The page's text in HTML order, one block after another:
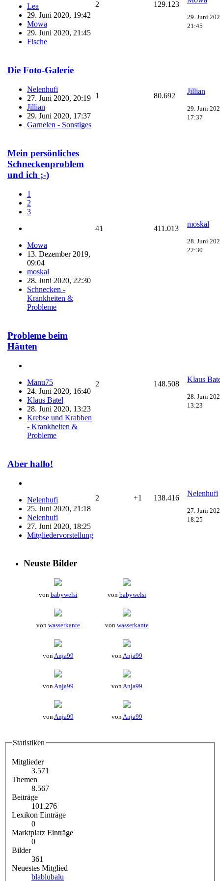
Lea
29. Juni 2020, 19:42
Mowa
29. Juni 2020, 21:45
Fische
2 129.123
29. Juni
21:45
Die Foto-Galerie
Nelenhufi
27. Juni 2020, 20:19
Jillian
29. Juni 2020, 17:37
Garnelen - Sonstiges
1 80.692
Jillian
29. Juni
17:37
Mein persönliches
Schneckenproblem
und ich ;-)
1
2
3
Mowa
13. Dezember 2019,
09:04
moskal
28. Juni 2020, 22:30
Schnecken -
Krankheiten &
Probleme
41 411.013
moskal
28. Juni
22:30
Probleme beim
Häuten
Manu75
24. Juni 2020, 16:40
Klaus Batel
28. Juni 2020, 13:23
Krebse und Krabben
- Krankheiten &
Probleme
2 148.508
Klaus
28. Juni
13:23
Aber hallo!
Nelenhufi
25. Juni 2020, 21:18
Nelenhufi
27. Juni 2020, 18:25
Mitgliedervorstellung
2 +1 138.416
Nelenhufi
27. Juni
18:25
Neuste Bilder
von babywelsi von babywelsi
von wasserkante von wasserkante
von Anja99 von Anja99
von Anja99 von Anja99
von Anja99 von Anja99
Statistiken
Mitglieder
3.571
Themen
8.567
Beiträge
101.276
Lexikon Einträge
0
Marktplatz Einträge
0
Bilder
361
Neuestes Mitglied
blablubalu